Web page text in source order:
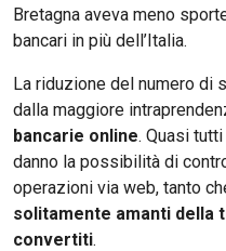
Bretagna aveva meno
bancari in più dell’Italia.
La riduzione del numero di
dalla maggiore
bancarie online. Quasi
danno la possibilità di
operazioni via web, tanto
solitamente amanti della
convertiti.